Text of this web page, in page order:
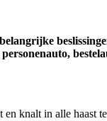
knalt in alle haast